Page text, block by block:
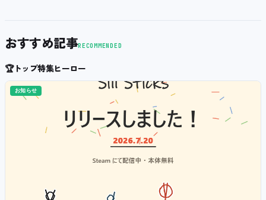
おすすめ記事RECOMMENDED
🏆トップ特集ヒーロー
お知らせ